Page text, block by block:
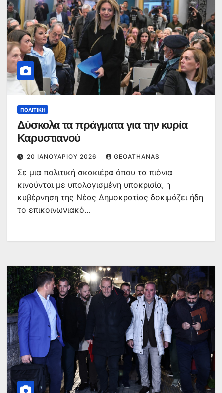
ΠΟΛΙΤΙΚΉ
Δύσκολα τα πράγματα για την κυρία
Καρυστιανού
20 ΙΑΝΟΥΑΡΊΟΥ 2026 GEOATHANAS
Σε μια πολιτική σκακιέρα όπου τα πιόνια
κινούνται με υπολογισμένη υποκρισία, η
κυβέρνηση της Νέας Δημοκρατίας δοκιμάζει ήδη
το επικοινωνιακό…